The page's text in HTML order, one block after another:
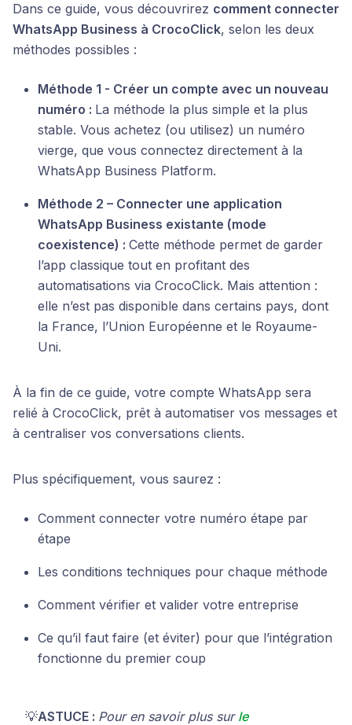
Dans ce guide, vous découvrirez comment connecter
WhatsApp Business à CrocoClick, selon les deux
méthodes possibles :
Méthode 1 - Créer un compte avec un nouveau
numéro : La méthode la plus simple et la plus
stable. Vous achetez (ou utilisez) un numéro
vierge, que vous connectez directement à la
WhatsApp Business Platform.
Méthode 2 – Connecter une application
WhatsApp Business existante (mode
coexistence) : Cette méthode permet de garder
l’app classique tout en profitant des
automatisations via CrocoClick. Mais attention :
elle n’est pas disponible dans certains pays, dont
la France, l’Union Européenne et le Royaume-
Uni.
À la fin de ce guide, votre compte WhatsApp sera
relié à CrocoClick, prêt à automatiser vos messages et
à centraliser vos conversations clients.
Plus spécifiquement, vous saurez :
Comment connecter votre numéro étape par
étape
Les conditions techniques pour chaque méthode
Comment vérifier et valider votre entreprise
Ce qu’il faut faire (et éviter) pour que l’intégration
fonctionne du premier coup
💡ASTUCE : Pour en savoir plus sur le